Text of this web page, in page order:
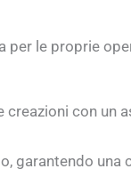
per le proprie
creazioni con un
garantendo una